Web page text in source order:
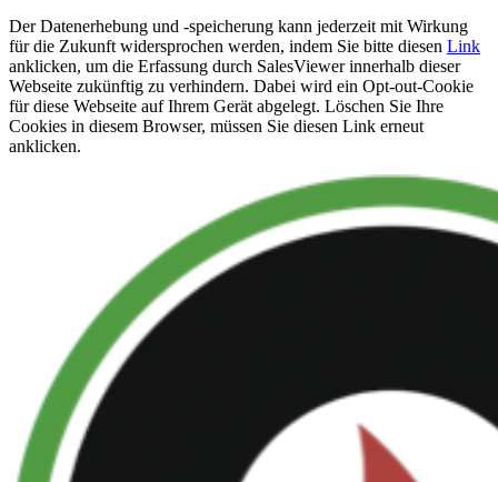
Der Datenerhebung und -speicherung kann jederzeit mit Wirkung
für die Zukunft widersprochen werden, indem Sie bitte diesen Link
anklicken, um die Erfassung durch SalesViewer innerhalb dieser
Webseite zukünftig zu verhindern. Dabei wird ein Opt-out-Cookie
für diese Webseite auf Ihrem Gerät abgelegt. Löschen Sie Ihre
Cookies in diesem Browser, müssen Sie diesen Link erneut
anklicken.